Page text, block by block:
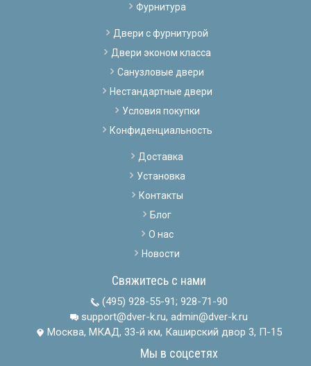
Фурнитура
Двери с фурнитурой
Двери эконом класса
Санузловые двери
Нестандартные двери
Условия покупки
Конфиденциальность
Доставка
Установка
Контакты
Блог
О нас
Новости
Свяжитесь с нами
(495) 928-55-91; 928-71-90
support@dver-k.ru, admin@dver-k.ru
Москва, МКАД, 33-й км, Каширский двор 3, П-15
Мы в соцсетях